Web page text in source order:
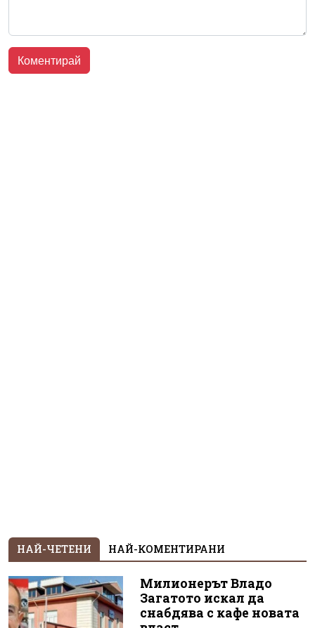
НАЙ-ЧЕТЕНИ НАЙ-КОМЕНТИРАНИ
Милионерът Владо
Загатото искал да
снабдява с кафе новата